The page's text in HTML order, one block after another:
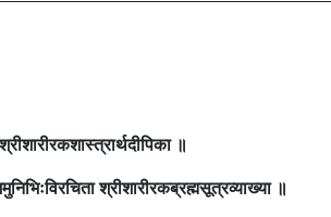
॥
श्रीशारीरकब्रह्मसूत्रव्याख्या ॥